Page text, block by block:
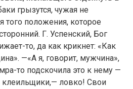
грызутся, чужая не
того положения, которое
Г. Успенский, Бог
то, да как крикнет: «Как
—«А я, говорит, мужчина»,
то подскочила это к нему —
клеильщики,— ловко! Свои